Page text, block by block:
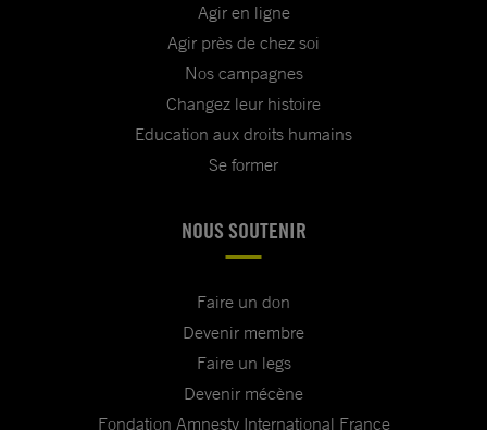
Agir en ligne
Agir près de chez soi
Nos campagnes
Changez leur histoire
Education aux droits humains
Se former
NOUS SOUTENIR
Faire un don
Devenir membre
Faire un legs
Devenir mécène
Fondation Amnesty International France